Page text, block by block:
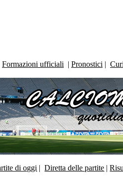
Formazioni ufficiali | Pronostici |
di oggi |Diretta delle partite |